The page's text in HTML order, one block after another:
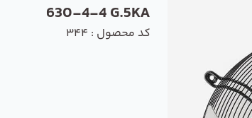
630-4-4 G.5KA
کد محصول : 344